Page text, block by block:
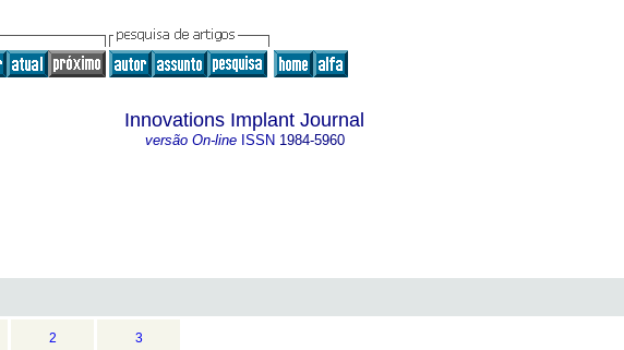
Innovations Implant Journal
versão On-lineISSN 1984-5960
2 3